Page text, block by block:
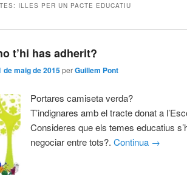
ILLES PER UN PACTE EDUCATIU
t’hi has adherit?
de maig de 2015 perGuillem Pont
Portares camiseta verda?
T’indignares amb el tracte donat a
Consideres que els temes educatius
negociar entre tots?.Continua →